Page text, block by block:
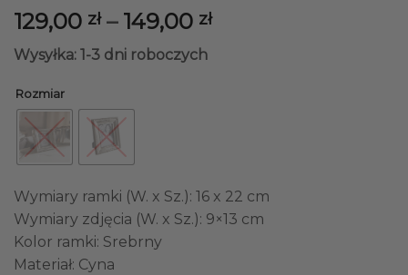
129,00 zł – 149,00 złZakres
Wysyłka: 1-3 dni roboczych
Rozmiar
Wymiary ramki (W. x Sz.): 16 x 22 cm
Wymiary zdjęcia (W. x Sz.): 9×13 cm
Kolor ramki: Srebrny
Materiał: Cyna